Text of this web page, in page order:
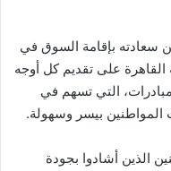
سعادته بإقامة السوق في
على تقديم كل أوجه
التي تسهم في
المواطنين بيسر وسهولة.
الذين أشادوا بجودة